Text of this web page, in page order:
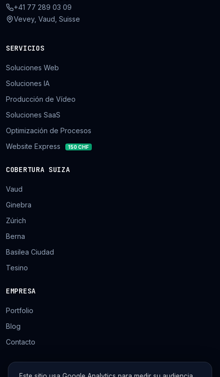
+41 77 289 03 09
Vevey, Vaud, Suisse
SERVICIOS
Soluciones Web
Soluciones IA
Producción de Vídeo
Soluciones SaaS
Optimización de Procesos
Website Express
150 CHF
COBERTURA SUIZA
Vaud
Ginebra
Zúrich
Berna
Basilea Ciudad
Tesino
EMPRESA
Portfolio
Blog
Contacto